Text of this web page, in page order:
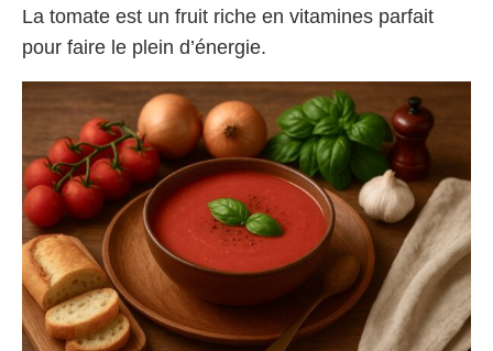
La tomate est un fruit riche en vitamines parfait
pour faire le plein d’énergie.